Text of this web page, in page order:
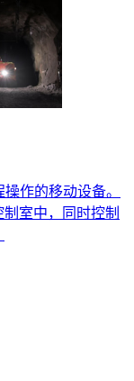
作的移动设备。
室中，同时控制